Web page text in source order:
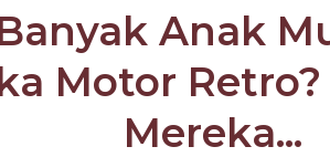
Anak
Motor
Mereka...